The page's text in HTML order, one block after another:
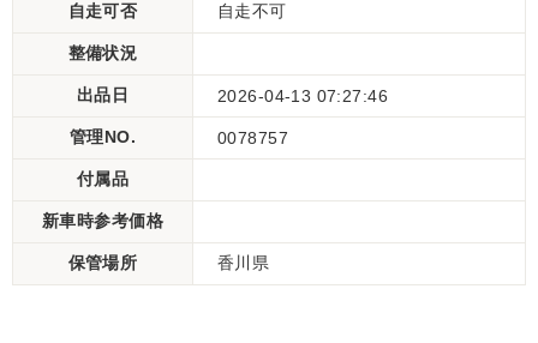
自走可否 自走不可
整備状況
出品日 2026-04-13 07:27:46
管理NO. 0078757
付属品
新車時参考価格
保管場所 香川県